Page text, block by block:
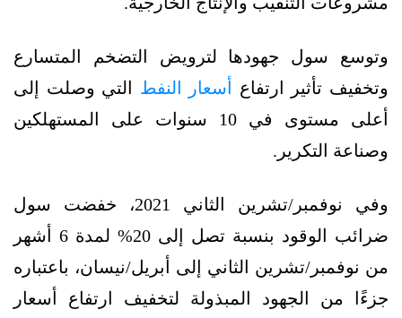
وتوسع سول جهودها لترويض التضخم المتسارع
وتخفيف تأثير ارتفاع
أسعار النفط التي وصلت إلى
أعلى مستوى في 10 سنوات على المستهلكين
وصناعة التكرير.
وفي نوفمبر/تشرين الثاني 2021، خفضت سول
ضرائب الوقود بنسبة تصل إلى 20% لمدة 6 أشهر
من نوفمبر/تشرين الثاني إلى أبريل/نيسان، باعتباره
جزءًا من الجهود المبذولة لتخفيف ارتفاع أسعار